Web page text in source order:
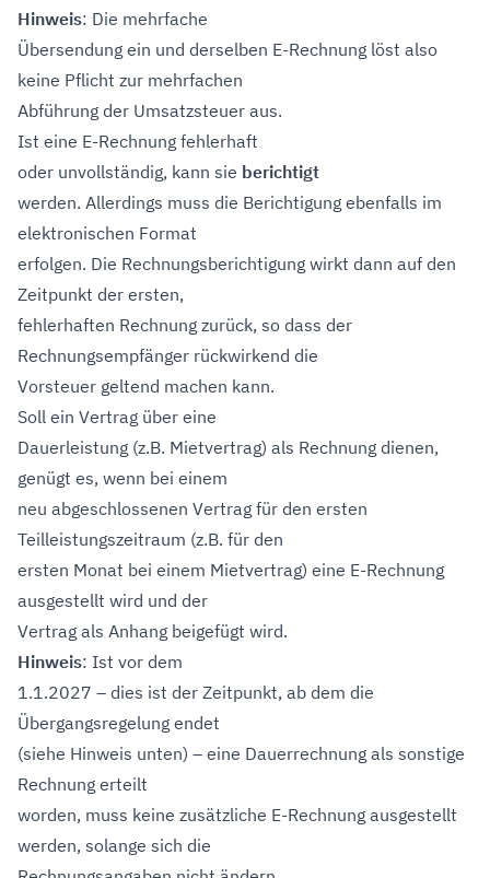
Hinweis: Die mehrfache
Übersendung ein und derselben E-Rechnung löst also
keine Pflicht zur mehrfachen
Abführung der Umsatzsteuer aus.
Ist eine E-Rechnung fehlerhaft
oder unvollständig, kann sie berichtigt
werden. Allerdings muss die Berichtigung ebenfalls im
elektronischen Format
erfolgen. Die Rechnungsberichtigung wirkt dann auf den
Zeitpunkt der ersten,
fehlerhaften Rechnung zurück, so dass der
Rechnungsempfänger rückwirkend die
Vorsteuer geltend machen kann.
Soll ein Vertrag über eine
Dauerleistung (z.B. Mietvertrag) als Rechnung dienen,
genügt es, wenn bei einem
neu abgeschlossenen Vertrag für den ersten
Teilleistungszeitraum (z.B. für den
ersten Monat bei einem Mietvertrag) eine E-Rechnung
ausgestellt wird und der
Vertrag als Anhang beigefügt wird.
Hinweis: Ist vor dem
1.1.2027 – dies ist der Zeitpunkt, ab dem die
Übergangsregelung endet
(siehe Hinweis unten) – eine Dauerrechnung als sonstige
Rechnung erteilt
worden, muss keine zusätzliche E-Rechnung ausgestellt
werden, solange sich die